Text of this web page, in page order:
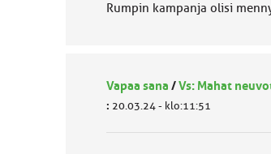
Rumpin kampanja olisi
Vapaa sana /Vs: Mahat
: 20.03.24 - klo:11:51